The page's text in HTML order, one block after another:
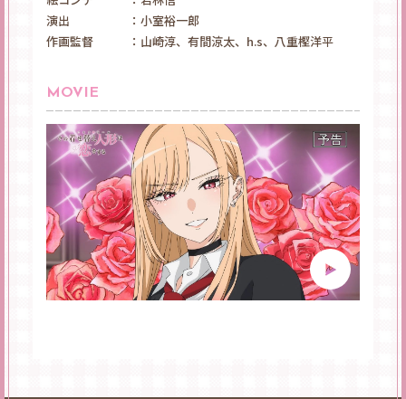
演出
：小室裕一郎
作画監督
：山崎淳、有間涼太、h.s、八重樫洋平
MOVIE